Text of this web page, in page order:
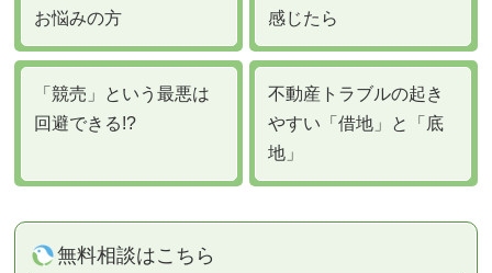
ご本人の照会
お客さまがご本人の個人情報の照会・修正・削除などをご希望さ
れる場合には、ご本人であることを確認の上、対応させていただ
きます。
法令、規範の遵守と見直し当法人は、保有する個人情報に関して
適用される日本の法令、その他規範を遵守するとともに、本ポリ
シーの内容を適宜見直し、その改善に努めます。
お問い合せ
ださい。
お悩みの方
感じたら
「競売」という最悪は
回避できる!?
不動産トラブルの起き
やすい「借地」と「底
地」
無料相談はこちら